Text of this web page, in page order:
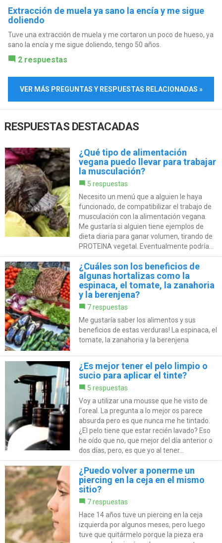
Extracción de muela ya sano la encía y me sigue
doliendo
Tuve una extracción de muela y me cortaron un poco de hueso, ya
sano la encía y me sigue doliendo, tengo 50 años.
2 respuestas
VER MÁS PREGUNTAS Y RESPUESTAS RELACIONADAS »
RESPUESTAS DESTACADAS
¿Qué tipo de alimentación
vegana puedo llevar para trabajar
la musculación?
5 respuestas
Necesito un menú que a alguien le haya
funcionado, de compatibilizar el trabajo de
musculación con la alimentación vegana.
Me gustaría si alguien tiene ejemplos de
dieta diaria para ganar volumen, tirando de
PROTEINA vegetal. Eventualmente podría...
¿Cuáles son los beneficios de
algunas hortalizas como la
espinaca, el tomate, la zanahoria
y la berenjena?
7 respuestas
Me gustaría saber los alimentos y sus
beneficios de estas verduras! La espinaca, el
tomate, la zanahoria y la berenjena
¿Es mejor tener el pelo limpio o
sucio para aplicar el tinte?
5 respuestas
Voy a utilizar una mousse que he visto de
l'oreal. La pregunta a lo mejor os parece
absurda pero es que nunca me he tintado.
¿El pelo tiene que estar recién lavado? Eso
he oído que no, que mejor del día anterior o
dos días, pero, es que yo al tener...
¿Puedo volver a ponerme un
piercing en la ceja en el mismo
sitio?
7 respuestas
Hace 14 años tuve un piercing en la ceja
izquierda por algunos meses, pero luego
tuve que quitármelo porque la pieza era